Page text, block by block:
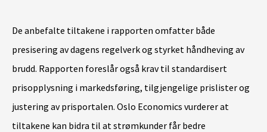
De anbefalte tiltakene i rapporten omfatter både
presisering av dagens regelverk og styrket håndheving av
brudd. Rapporten foreslår også krav til standardisert
prisopplysning i markedsføring, tilgjengelige prislister og
justering av prisportalen. Oslo Economics vurderer at
tiltakene kan bidra til at strømkunder får bedre